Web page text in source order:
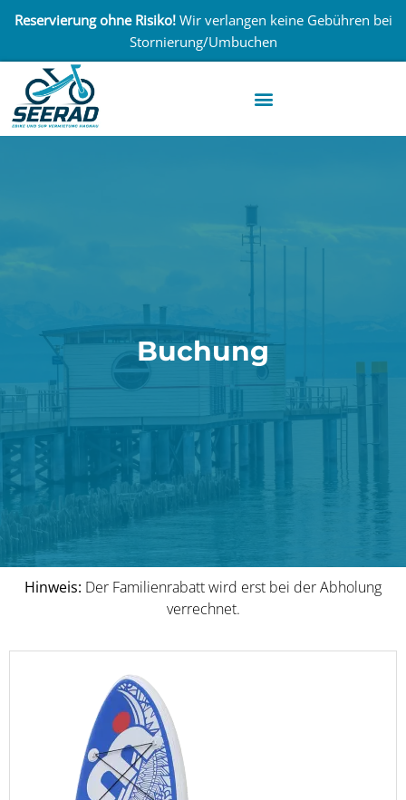
Reservierung ohne Risiko!Wir verlangen keine Gebühren bei
Stornierung/Umbuchen
Buchung
Hinweis: Der Familienrabatt wird erst bei der Abholung
verrechnet.